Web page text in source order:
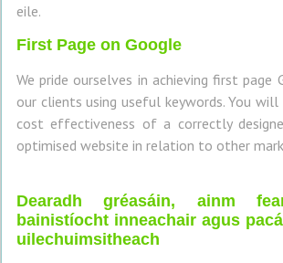
eile.
First Page on Google
We pride ourselves in achieving first
our clients using useful keywords. You
cost effectiveness of a correctly
optimised website in relation to other
Dearadh gréasáin, ainm
bainistíocht inneachair agus
uilechuimsitheach